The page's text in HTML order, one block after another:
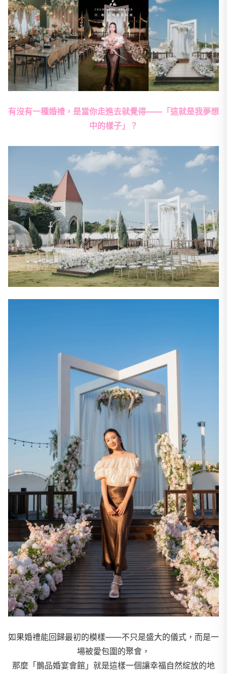
有沒有一種婚禮，是當你走進去就覺得——「這就是我夢想
中的樣子」？
如果婚禮能回歸最初的模樣——不只是盛大的儀式，而是一
場被愛包圍的聚會，
那麼「鵲品婚宴會館」就是這樣一個讓幸福自然綻放的地